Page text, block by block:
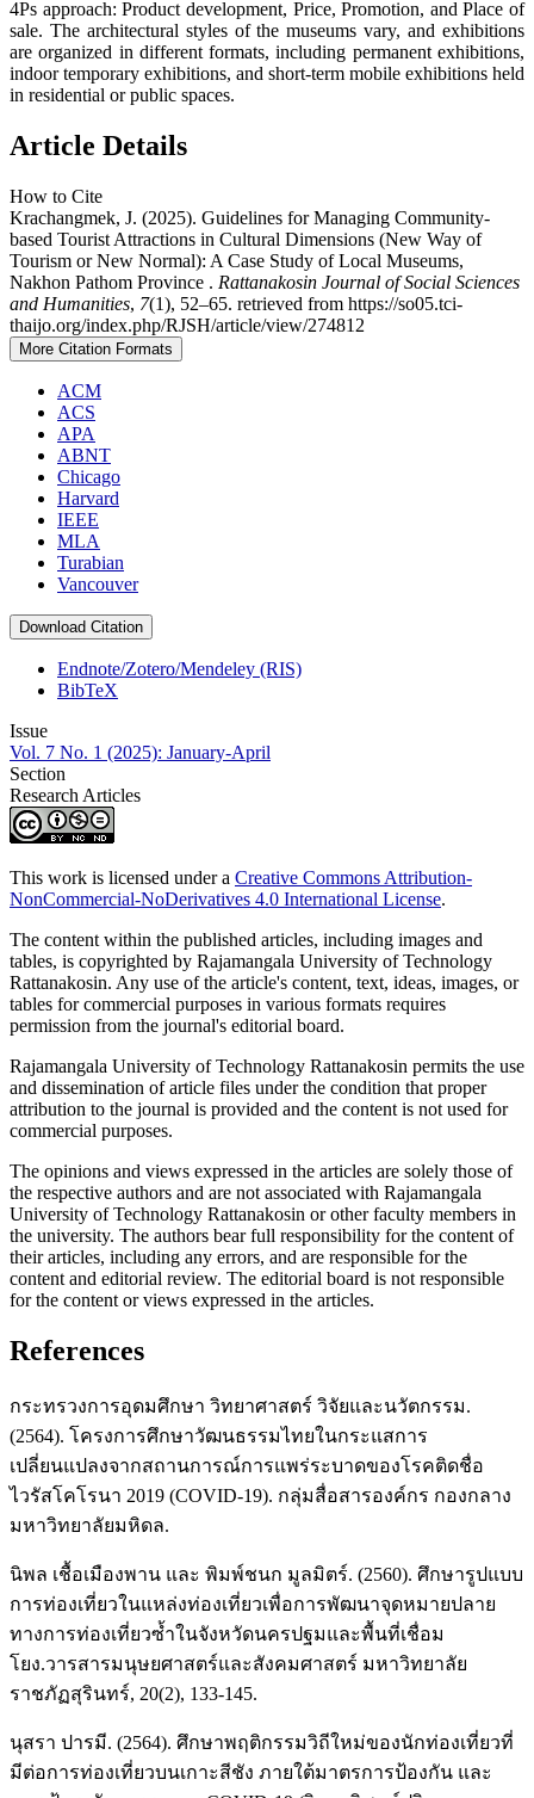
4Ps approach: Product development, Price, Promotion, and Place of
sale. The architectural styles of the museums vary, and exhibitions
are organized in different formats, including permanent exhibitions,
indoor temporary exhibitions, and short-term mobile exhibitions held
in residential or public spaces.
Article Details
How to Cite
Krachangmek, J. (2025). Guidelines for Managing Community-
based Tourist Attractions in Cultural Dimensions (New Way of
Tourism or New Normal): A Case Study of Local Museums,
Nakhon Pathom Province . Rattanakosin Journal of Social Sciences
and Humanities, 7(1), 52–65. retrieved from https://so05.tci-
thaijo.org/index.php/RJSH/article/view/274812
More Citation Formats
ACM
ACS
APA
ABNT
Chicago
Harvard
IEEE
MLA
Turabian
Vancouver
Download Citation
Endnote/Zotero/Mendeley (RIS)
BibTeX
Issue
Vol. 7 No. 1 (2025): January-April
Section
Research Articles
This work is licensed under a Creative Commons Attribution-
NonCommercial-NoDerivatives 4.0 International License.
The content within the published articles, including images and
tables, is copyrighted by Rajamangala University of Technology
Rattanakosin. Any use of the article's content, text, ideas, images, or
tables for commercial purposes in various formats requires
permission from the journal's editorial board.
Rajamangala University of Technology Rattanakosin permits the use
and dissemination of article files under the condition that proper
attribution to the journal is provided and the content is not used for
commercial purposes.
The opinions and views expressed in the articles are solely those of
the respective authors and are not associated with Rajamangala
University of Technology Rattanakosin or other faculty members in
the university. The authors bear full responsibility for the content of
their articles, including any errors, and are responsible for the
content and editorial review. The editorial board is not responsible
for the content or views expressed in the articles.
References
กระทรวงการอุดมศึกษา วิทยาศาสตร์ วิจัยและนวัตกรรม.
(2564). โครงการศึกษาวัฒนธรรมไทยในกระแสการ
เปลี่ยนแปลงจากสถานการณ์การแพร่ระบาดของโรคติดชื่อ
ไวรัสโคโรนา 2019 (COVID-19). กลุ่มสื่อสารองค์กร กองกลาง
มหาวิทยาลัยมหิดล.
นิพล เชื้อเมืองพาน และ พิมพ์ชนก มูลมิตร์. (2560). ศึกษารูปแบบ
การท่องเที่ยวในแหล่งท่องเที่ยวเพื่อการพัฒนาจุดหมายปลาย
ทางการท่องเที่ยวซ้ำในจังหวัดนครปฐมและพื้นที่เชื่อม
โยง.วารสารมนุษยศาสตร์และสังคมศาสตร์ มหาวิทยาลัย
ราชภัฏสุรินทร์, 20(2), 133-145.
นุสรา ปารมี. (2564). ศึกษาพฤติกรรมวิถีใหม่ของนักท่องเที่ยวที่
มีต่อการท่องเที่ยวบนเกาะสีชัง ภายใต้มาตรการป้องกัน และ